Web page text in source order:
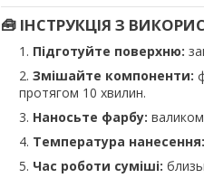
🧰 ІНСТРУКЦІЯ З
Підготуйте поверхню:
Змішайте компоненти:
протягом 10 хвилин.
Наносьте фарбу:
Температура нанесення:
Час роботи суміші: